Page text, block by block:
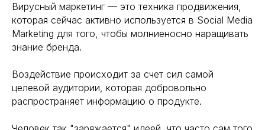
Вирусный маркетинг — это техника продвижения,
которая сейчас активно используется в Social Media
Marketing для того, чтобы молниеносно наращивать
знание бренда.
Воздействие происходит за счет сил самой
целевой аудитории, которая добровольно
распространяет информацию о продукте.